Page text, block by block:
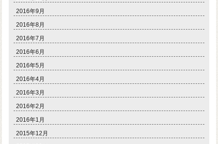
2016年9月
2016年8月
2016年7月
2016年6月
2016年5月
2016年4月
2016年3月
2016年2月
2016年1月
2015年12月